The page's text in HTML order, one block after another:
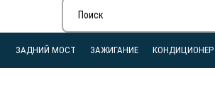
ЗАДНИЙ МОСТ ЗАЖИГАНИЕ КОНДИЦИОНЕР